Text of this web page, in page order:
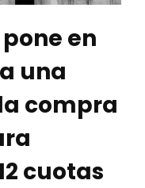
en
una
compra
cuotas